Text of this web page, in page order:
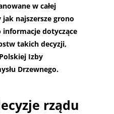
w całej
jak najszersze grono
informacje dotyczące
takich decyzji,
Izby
Drzewnego.
rządu